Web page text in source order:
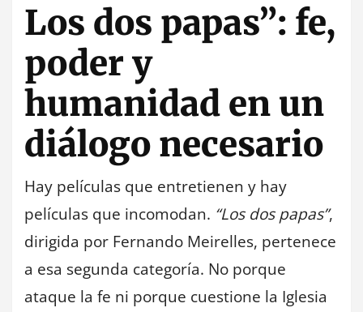
Los dos papas”: fe,
poder y
humanidad en un
diálogo necesario
Hay películas que entretienen y hay
películas que incomodan. “Los dos papas”,
dirigida por Fernando Meirelles, pertenece
a esa segunda categoría. No porque
ataque la fe ni porque cuestione la Iglesia